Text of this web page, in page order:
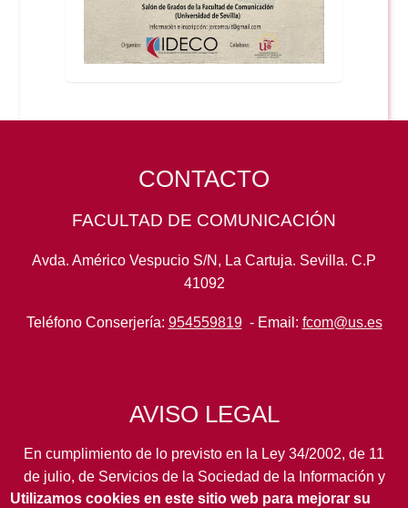
CONTACTO
FACULTAD DE COMUNICACIÓN
Avda. Américo Vespucio S/N, La Cartuja. Sevilla. C.P
41092
Teléfono Conserjería: 954559819- Email: fcom@us.es
AVISO LEGAL
En cumplimiento de lo previsto en la Ley 34/2002, de 11
de julio, de Servicios de la Sociedad de la Información y
de Comercio Electrónico, así como en otras normas de
Utilizamos cookies en este sitio web para mejorar su